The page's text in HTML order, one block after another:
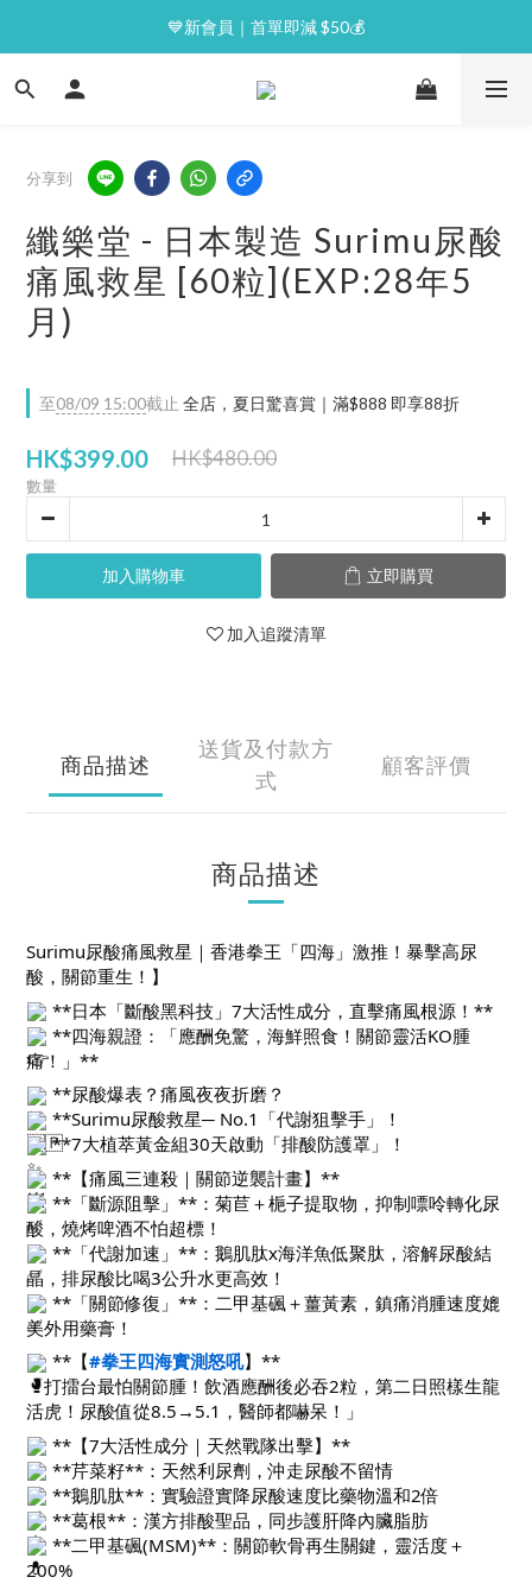
⭐逢星期一malluxe day｜7%購物金回贈
💙新會員｜首單即減 $50💰
⭐逢星期一malluxe day｜7%購物金回贈
分享到
纖樂堂 - 日本製造 Surimu尿酸
痛風救星 [60粒](EXP:28年5
月)
至08/09 15:00截止 全店，夏日驚喜賞｜滿$888 即享88折
HK$399.00 HK$480.00
數量
加入購物車 立即購買
加入追蹤清單
商品描述
送貨及付款方
式
顧客評價
商品描述
Surimu尿酸痛風救星｜香港拳王「四海」激推！暴擊高尿
酸，關節重生！】
**日本「斷酸黑科技」7大活性成分，直擊痛風根源！**
**四海親證：「應酬免驚，海鮮照食！關節靈活KO腫
痛！」**
**尿酸爆表？痛風夜夜折磨？
**Surimu尿酸救星─ No.1「代謝狙擊手」！
**7大植萃黃金組30天啟動「排酸防護罩」！
**【痛風三連殺｜關節逆襲計畫】**
**「斷源阻擊」**：菊苣＋梔子提取物，抑制嘌呤轉化尿
酸，燒烤啤酒不怕超標！
**「代謝加速」**：鵝肌肽x海洋魚低聚肽，溶解尿酸結
晶，排尿酸比喝3公升水更高效！
**「關節修復」**：二甲基碸＋薑黃素，鎮痛消腫速度媲
美外用藥膏！
**【#拳王四海實測怒吼】**
「打擂台最怕關節腫！飲酒應酬後必吞2粒，第二日照樣生龍
活虎！尿酸值從8.5→5.1，醫師都嚇呆！」
**【7大活性成分｜天然戰隊出擊】**
**芹菜籽**：天然利尿劑，沖走尿酸不留情
**鵝肌肽**：實驗證實降尿酸速度比藥物溫和2倍
**葛根**：漢方排酸聖品，同步護肝降內臟脂肪
**二甲基碸(MSM)**：關節軟骨再生關鍵，靈活度＋
200%